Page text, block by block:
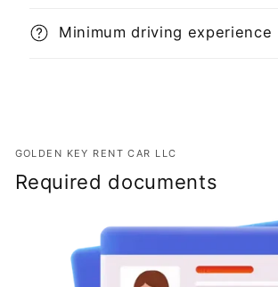
Minimum driving experience
GOLDEN KEY RENT CAR LLC
Required documents